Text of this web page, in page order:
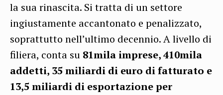
la sua rinascita. Si tratta di un settore
ingiustamente accantonato e penalizzato,
soprattutto nell’ultimo decennio. A livello di
filiera, conta su 81mila imprese, 410mila
addetti, 35 miliardi di euro di fatturato e
13,5 miliardi di esportazione per